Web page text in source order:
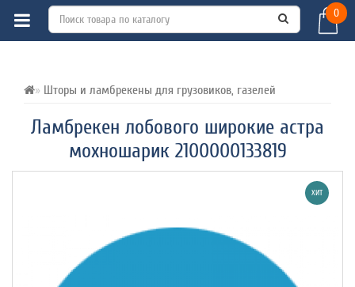
0
Шторы и ламбрекены для грузовиков, газелей
Ламбрекен лобового широкие астра
мохношарик 2100000133819
ВСЕ О ТОВАРЕ ХАРАКТЕРИСТИКИ
ХИТ